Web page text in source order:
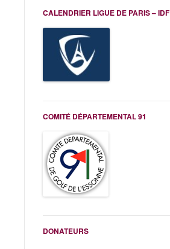
CALENDRIER LIGUE DE PARIS – IDF
COMITÉ DÉPARTEMENTAL 91
DONATEURS